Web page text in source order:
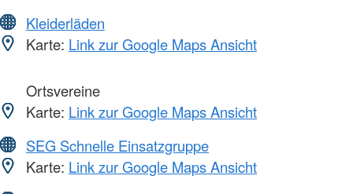
Kleiderläden
Karte: Link zur Google Maps Ansicht
Ortsvereine
Karte: Link zur Google Maps Ansicht
SEG Schnelle Einsatzgruppe
Karte: Link zur Google Maps Ansicht